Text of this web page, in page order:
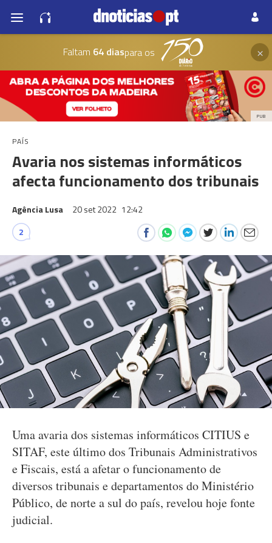
Faltam 64 diaspara os ×
PUB
PAÍS
Avaria nos sistemas informáticos
afecta funcionamento dos tribunais
Agência Lusa 20 set 2022 12:42
2
Uma avaria dos sistemas informáticos CITIUS e
SITAF, este último dos Tribunais Administrativos
e Fiscais, está a afetar o funcionamento de
diversos tribunais e departamentos do Ministério
Público, de norte a sul do país, revelou hoje fonte
judicial.